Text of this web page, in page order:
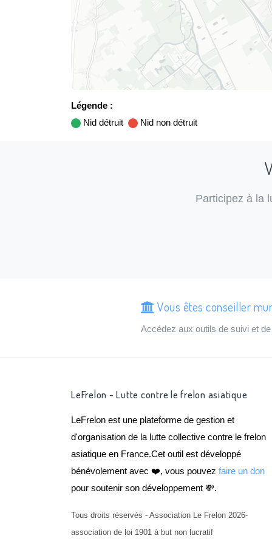
Légende :
Nid détruit
Nid non détruit
Participez à la
Vous êtes conseiller
Accédez aux outils de suivi et
LeFrelon - Lutte contre le frelon asiatique
LeFrelon est une plateforme de gestion et
d'organisation de la lutte collective contre le frelon
asiatique en France.Cet outil est développé
bénévolement avec ❤️, vous pouvez faire un don
pour soutenir son développement 💸.
Tous droits réservés - Association Le Frelon 2026-
association de loi 1901 à but non lucratif